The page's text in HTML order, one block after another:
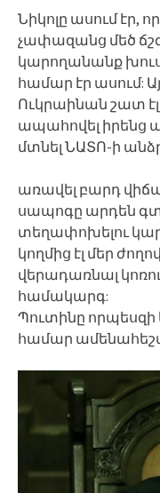
Նիկոլը ասում էր,
չափազանց մեծ
կարողանանք
համար էր ասում:
Ուկրաինան շատ էլ
ապահովել իրենց
մտնել ՆԱՏՈ-ի
առավել բարդ
սապոգը արդեն
տեղափոխելու
կողմից էլ մեր
վերադառնալ
համակարգ:
Պուտինը որպեսզի
համար